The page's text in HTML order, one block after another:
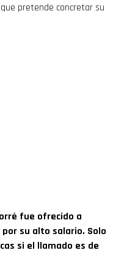
pretende concretar su
fue ofrecido a
su alto salario. Solo
si el llamado es de